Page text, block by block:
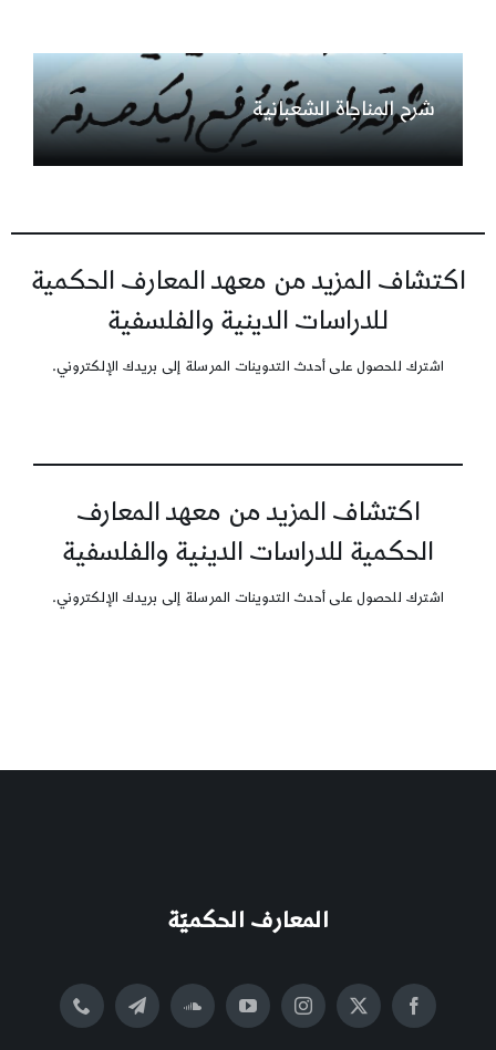
شرح المناجاة الشعبانية
اكتشاف المزيد من معهد المعارف الحكمية
للدراسات الدينية والفلسفية
اشترك للحصول على أحدث التدوينات المرسلة إلى بريدك الإلكتروني.
اكتشاف المزيد من معهد المعارف
الحكمية للدراسات الدينية والفلسفية
اشترك للحصول على أحدث التدوينات المرسلة إلى بريدك الإلكتروني.
المعارف الحكميّة